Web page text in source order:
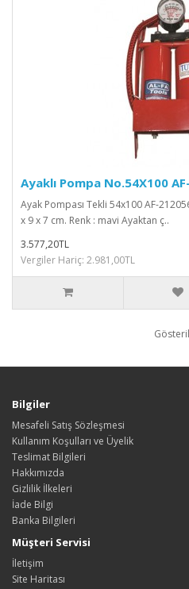
Ayaklı Pompa No.54X100
Ayak Pompası Tekli 54x100 AF-
x 9 x 7 cm. Renk : mavi Ayaktan ç..
3.577,20TL
Vergiler Hariç: 2.981,00TL
Bilgiler
Mesafeli Satış Sözleşmesi
Kullanım Koşulları ve Üyelik
Teslimat Bilgileri
Hakkımızda
Gizlilik İlkeleri
İade Bilgi
Banka Bilgileri
Müşteri Servisi
İletişim
Site Haritası